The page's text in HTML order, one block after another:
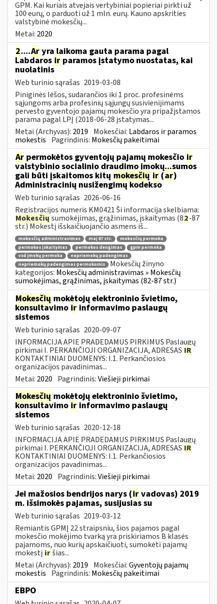
GPM. Kai kuriais atvejais vertybiniai popieriai pirkti už
100 eurų, o parduoti už 1 mln. eurų. Kauno apskrities
valstybinė mokesčių...
Metai: 2020
2....Ar yra laikoma gauta parama pagal
Labdaros ir paramos įstatymo nuostatas, kai
nuolatinis
Web turinio sąrašas 2019-03-08
Piniginės lėšos, sudarančios iki 1 proc. profesinėms
sąjungoms arba profesinių sąjungų susivienijimams
pervesto gyventojo pajamų mokesčio yra pripažįstamos
parama pagal LPĮ (2018-06-28 įstatymas...
Metai (Archyvas): 2019 Mokesčiai: Labdaros ir paramos
mokestis Pagrindinis: Mokesčių pakeitimai
Ar permokėtos gyventojų pajamų mokesčio ir
valstybinio socialinio draudimo įmokų...sumos
gali būti įskaitomos kitų mokesčių ir (ar)
Administracinių nusižengimų kodekso
Web turinio sąrašas 2026-06-16
Registracijos numeris KM0421 Ši informacija skelbiama:
Mokesčių sumokėjimas, grąžinimas, įskaitymas (82-87
str.) Mokestį išskaičiuojančio asmens iš...
mokesčių administravimas maį 87 str.
mokesčių permoka
permokos įskaitymas
permokos dengimas
gpm permoka
vsd įmokų permoka
nepriemokų padengimas
nepriemokų padengimas permokomis
Mokesčių žinyno
kategorijos: Mokesčių administravimas » Mokesčių
sumokėjimas, grąžinimas, įskaitymas (82-87 str.)
Mokesčių mokėtojų elektroninio švietimo,
konsultavimo ir informavimo paslaugų
sistemos
Web turinio sąrašas 2020-09-07
INFORMACIJA APIE PRADEDAMUS PIRKIMUS Paslaugų
pirkimai I. PERKANČIOJI ORGANIZACIJA, ADRESAS IR
KONTAKTINIAI DUOMENYS: I.1. Perkančiosios
organizacijos pavadinimas...
Metai: 2020 Pagrindinis:Viešieji pirkimai
Mokesčių mokėtojų elektroninio švietimo,
konsultavimo ir informavimo paslaugų
sistemos
Web turinio sąrašas 2020-12-18
INFORMACIJA APIE PRADEDAMUS PIRKIMUS Paslaugų
pirkimai I. PERKANČIOJI ORGANIZACIJA, ADRESAS IR
KONTAKTINIAI DUOMENYS: I.1. Perkančiosios
organizacijos pavadinimas...
Metai: 2020 Pagrindinis:Viešieji pirkimai
Jei mažosios bendrijos narys (ir vadovas) 2019
m. išsimokės pajamas, susijusias su
Web turinio sąrašas 2019-03-12
Remiantis GPMĮ 22 straipsniu, šios pajamos pagal
mokesčio mokėjimo tvarką yra priskiriamos B klasės
pajamoms, nuo kurių apskaičiuoti, sumokėti pajamų
mokestį iršias...
Metai (Archyvas): 2019 Mokesčiai:Gyventojų pajamų
mokestis Pagrindinis: Mokesčių pakeitimai
EBPO